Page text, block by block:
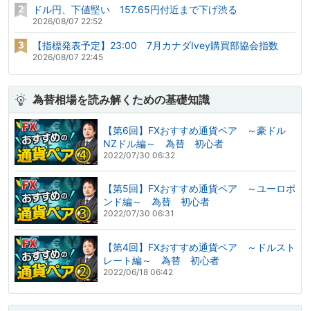
ドル円、下値堅い 157.65円付近まで下げ渋る
2026/08/07 22:52
【指標発表予定】23:00 7月カナダIvey購買部協会指数
2026/08/07 22:45
為替相場を読み解くための基礎知識
【第6回】FXおすすめ通貨ペア ～豪ドル
NZドル編～ 為替 初心者
2022/07/30 06:32
【第5回】FXおすすめ通貨ペア ～ユーロポ
ンド編～ 為替 初心者
2022/07/30 06:31
【第4回】FXおすすめ通貨ペア ～ドルスト
レート編～ 為替 初心者
2022/06/18 06:42